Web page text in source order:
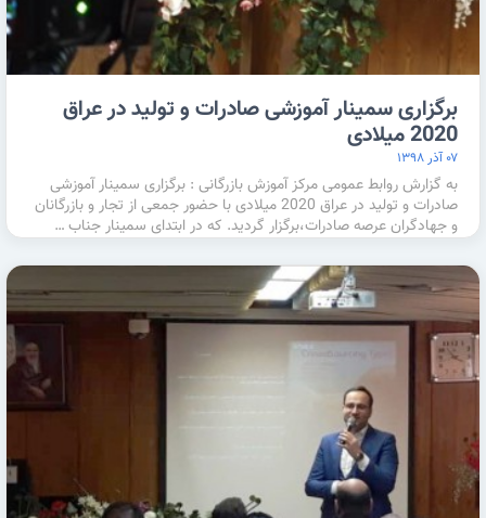
برگزاری سمینار آموزشی صادرات و تولید در عراق
2020 میلادی
۰۷ آذر ۱۳۹۸
به گزارش روابط عمومی مرکز آموزش بازرگانی : برگزاری سمینار آموزشی
صادرات و تولید در عراق 2020 میلادی با حضور جمعی از تجار و بازرگانان
و جهادگران عرصه صادرات،برگزار گردید. که در ابتدای سمینار جناب …